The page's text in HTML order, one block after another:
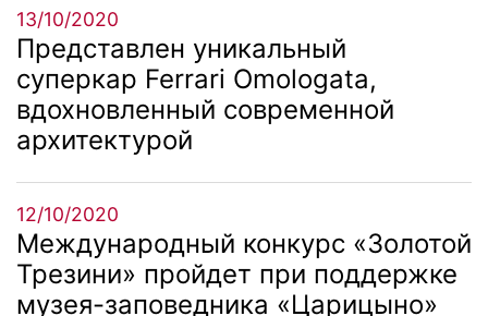
13/10/2020
Представлен уникальный
суперкар Ferrari Omologata,
вдохновленный современной
архитектурой
12/10/2020
Международный конкурс «Золотой
Трезини» пройдет при поддержке
музея-заповедника «Царицыно»